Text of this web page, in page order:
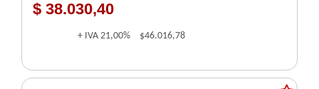
$ 38.030,40
+ IVA 21,00% $46.016,78